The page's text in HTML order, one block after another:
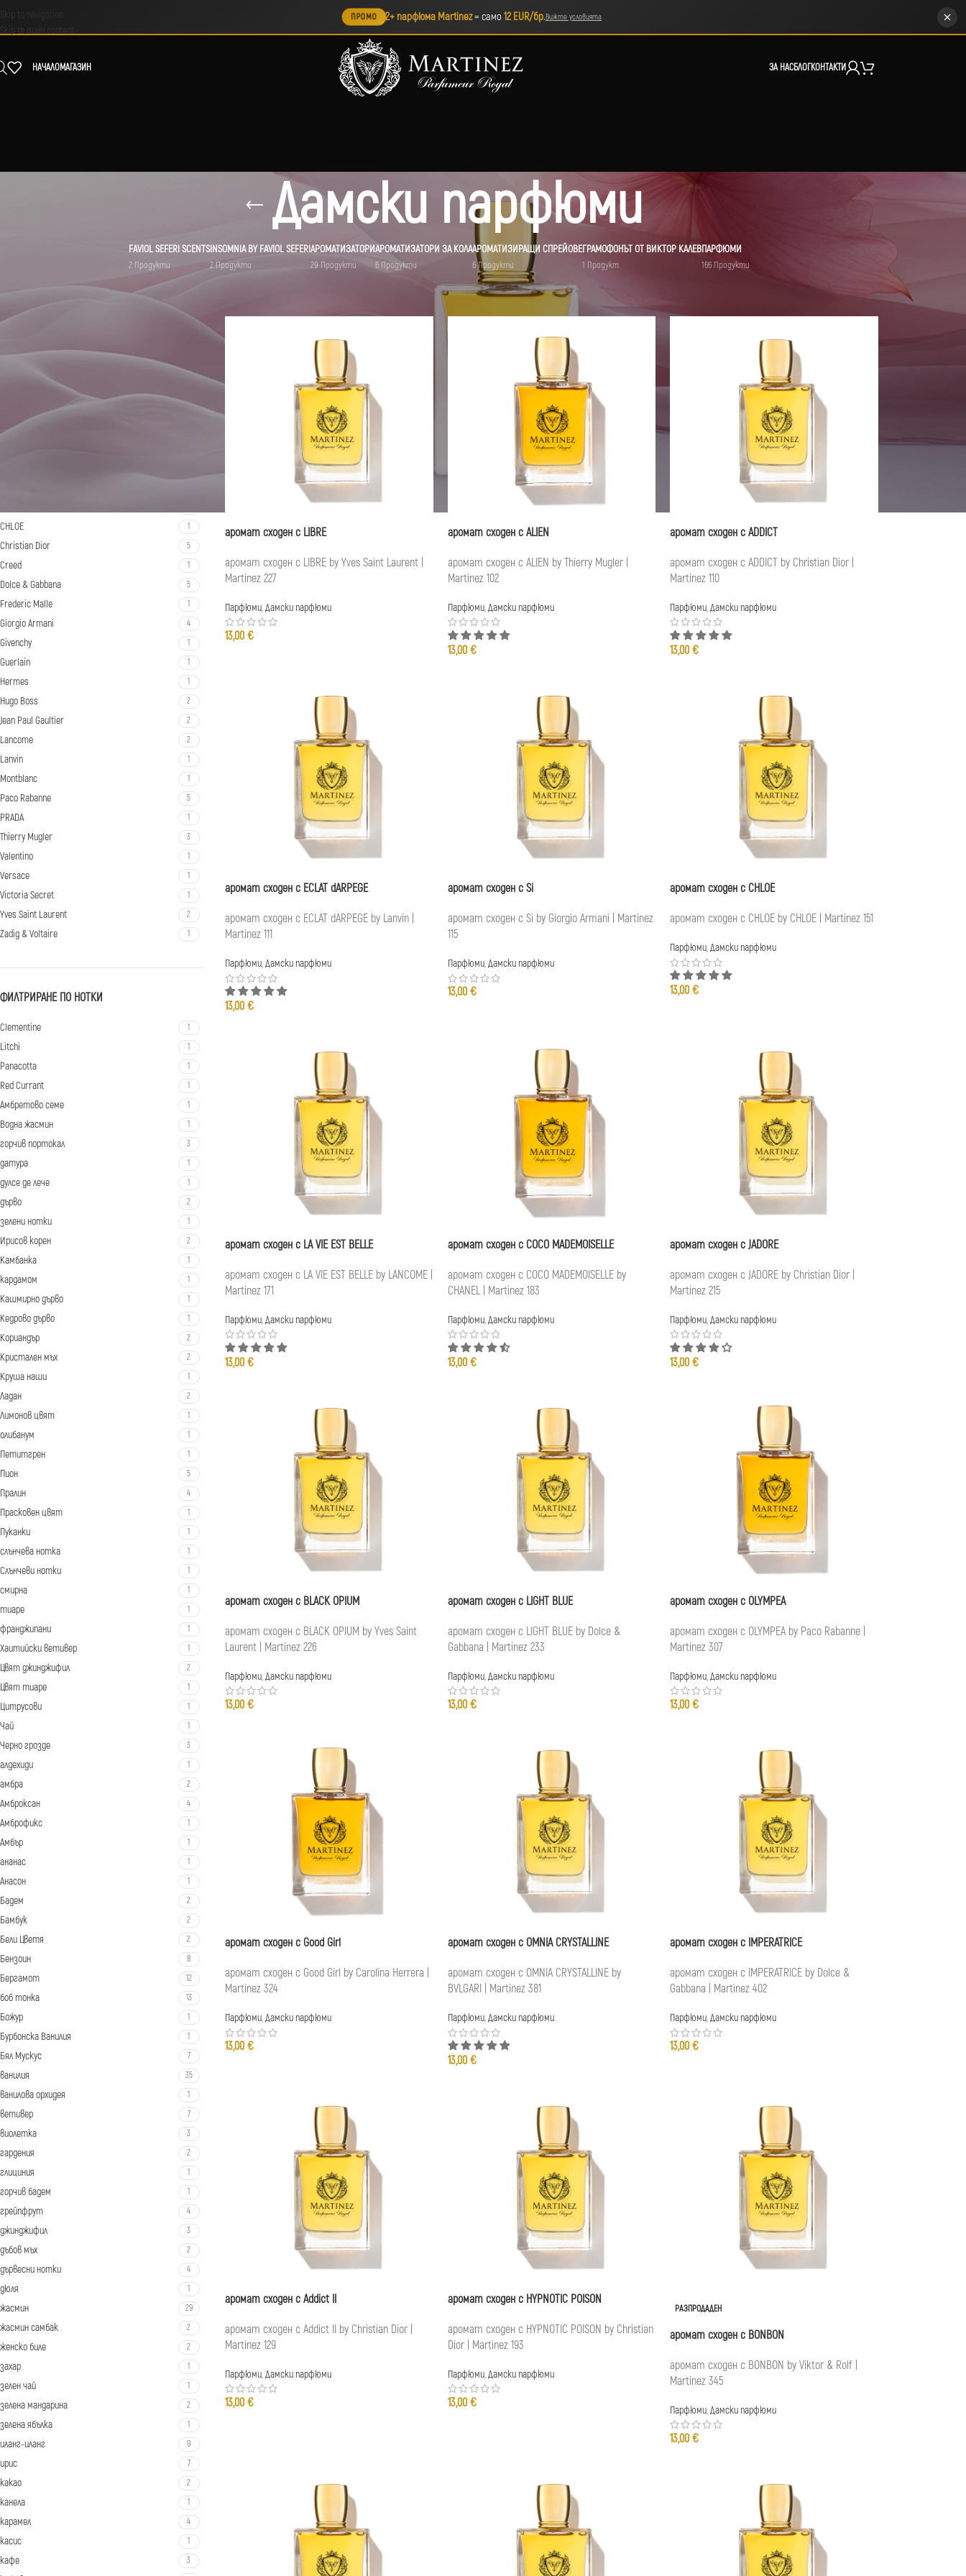
ПРОМО 2+ парфюма Martinez= само 12 EUR/бр.Вижте условията
Skip to navigation
Skip to main content
НАЧАЛОМАГАЗИН ЗА НАСБЛОГКОНТАКТИ
Дамски парфюми
FAVIOL SEFERI SCENTS
2 Продукти
INSOMNIA BY FAVIOL SEFERI
2 Продукти
АРОМАТИЗАТОРИ
29 Продукти
АРОМАТИЗАТОРИ ЗА КОЛА
6 Продукти
АРОМАТИЗИРАЩИ СПРЕЙОВЕ
6 Продукти
ГРАМОФОНЪТ ОТ ВИКТОР КАЛЕВ
1 Продукт
ПАРФЮМИ
166 Продукти
Parfums de Marly 1
Azzaro
1
By Kilian
CHLOE 1
Christian Dior 5
Creed 1
Dolce & Gabbana 5
Frederic Malle 1
Giorgio Armani 4
Givenchy 1
Guerlain 1
Hermes 1
Hugo Boss 2
Jean Paul Gaultier 2
Lancome 2
Lanvin 1
Montblanc 1
Paco Rabanne 5
PRADA 1
Thierry Mugler 3
Valentino 1
Versace 1
Victoria Secret 1
Yves Saint Laurent 2
Zadig & Voltaire 1
ФИЛТРИРАНЕ ПО НОТКИ
Clementine 1
Litchi 1
Panacotta 1
Red Currant 1
Амбретово семе 1
Водна жасмин 1
горчив портокал 3
датура 1
дулсе де лече 1
дърво 2
зелени нотки 1
Ирисов корен 2
Камбанка 1
кардамом 1
Кашмирно дърво 1
Кедрово дърво 1
Кориандър 2
Кристален мъх 2
Круша наши 1
Ладан 2
Лимонов цвят 1
олибанум 1
Петитгрен 1
Пион 5
Пралин 4
Прасковен цвят 1
Пуканки 1
слънчева нотка 1
Слънчеви нотки 1
смирна 1
тиаре 1
франджипани 1
Хаитийски ветивер 1
Цвят джинджифил 2
Цвят тиаре 1
Цитрусови 1
Чай 1
Черно грозде 3
алдехиди 1
амбра 2
Амброксан 4
Амброфикс 1
Амбър 1
ананас 1
Анасон 1
Бадем 2
Бамбук 2
Бели Цветя 2
Бензоин 8
Бергамот 12
боб тонка 13
Божур 1
Бурбонска Ванилия 1
Бял Мускус 7
ванилия 35
ванилова орхидея 1
ветивер 7
виолетка 3
гардения 2
глициния 1
горчив бадем 1
грейпфрут 4
джинджифил 3
дъбов мъх 2
дървесни нотки 4
дюля 1
жасмин 29
жасмин самбак 2
женско биле 2
захар 1
зелен чай 1
зелена мандарина 2
зелена ябълка 1
иланг-иланг 9
ирис 7
какао 2
канела 1
карамел 4
касис 1
кафе 3
аромат сходен с LIBRE
аромат сходен с LIBRE by Yves Saint Laurent |
Martinez 227
Парфюми,Дамски парфюми
13,00 €
аромат сходен с ALIEN
аромат сходен с ALIEN by Thierry Mugler |
Martinez 102
Парфюми,Дамски парфюми
13,00 €
аромат сходен с ADDICT
аромат сходен с ADDICT by Christian Dior |
Martinez 110
Парфюми,Дамски парфюми
13,00€
аромат сходен с ECLAT dARPEGE
аромат сходен с ECLAT dARPEGE by Lanvin |
Martinez 111
Парфюми,Дамски парфюми
13,00 €
аромат сходен с Si
аромат сходен с Si by Giorgio Armani | Martinez
115
Парфюми,Дамски парфюми
13,00 €
аромат сходен с CHLOE
аромат сходен с CHLOE by CHLOE | Martinez 151
Парфюми,Дамски парфюми
13,00€
аромат сходен с LA VIE EST BELLE
аромат сходен с LA VIE EST BELLE by LANCOME |
Martinez 171
Парфюми,Дамски парфюми
13,00 €
аромат сходен с COCO MADEMOISELLE
аромат сходен с COCO MADEMOISELLE by
CHANEL | Martinez 183
Парфюми,Дамски парфюми
13,00 €
аромат сходен с JADORE
аромат сходен с JADORE by Christian Dior |
Martinez 215
Парфюми,Дамски парфюми
13,00€
аромат сходен с BLACK OPIUM
аромат сходен с BLACK OPIUM by Yves Saint
Laurent | Martinez 226
Парфюми,Дамски парфюми
13,00 €
аромат сходен с LIGHT BLUE
аромат сходен с LIGHT BLUE by Dolce &
Gabbana | Martinez 233
Парфюми,Дамски парфюми
13,00 €
аромат сходен с OLYMPEA
аромат сходен с OLYMPEA by Paco Rabanne |
Martinez 307
Парфюми,Дамски парфюми
13,00€
аромат сходен с Good Girl
аромат сходен с Good Girl by Carolina Herrera |
Martinez 324
Парфюми,Дамски парфюми
13,00 €
аромат сходен с OMNIA CRYSTALLINE
аромат сходен с OMNIA CRYSTALLINE by
BVLGARI | Martinez 381
Парфюми,Дамски парфюми
13,00 €
аромат сходен с IMPERATRICE
аромат сходен с IMPERATRICE by Dolce &
Gabbana | Martinez 402
Парфюми,Дамски парфюми
13,00€
аромат сходен с Addict II
аромат сходен с Addict II by Christian Dior |
Martinez 129
Парфюми,Дамски парфюми
13,00 €
аромат сходен с HYPNOTIC POISON
аромат сходен с HYPNOTIC POISON by Christian
Dior | Martinez 193
Парфюми,Дамски парфюми
13,00 €
РАЗПРОДАДЕН
аромат сходен с BONBON
аромат сходен с BONBON by Viktor & Rolf |
Martinez 345
Парфюми,Дамски парфюми
13,00€